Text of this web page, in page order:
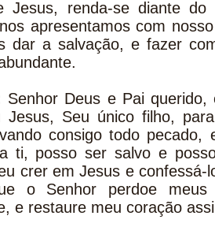
Jesus, renda-se diante
apresentamos com
dar a salvação, e fazer
Senhor Deus e Pai
Jesus, Seu único filho,
consigo todo
ti, posso ser salvo e
crer em Jesus e confessá-
o Senhor perdoe
e restaure meu coração